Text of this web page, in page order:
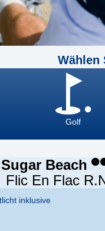
Wählen
Golf
Sugar Beach
Flic En Flac
inklusive